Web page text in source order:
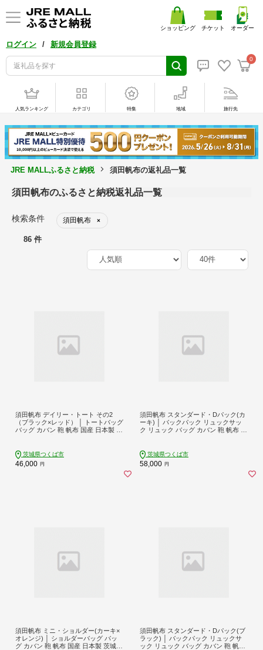
ログイン / 新規会員登録
0
ショッピング チケット オーダー
人気ランキング カテゴリ 特集 地域 旅行先
JRE MALLふるさと納税 須田帆布の返礼品一覧
須田帆布のふるさと納税返礼品一覧
検索条件 須田帆布 ×
86 件
須田帆布 デイリー・トート その2
（ブラック×レッド） │ トートバッグ
バッグ カバン 鞄 帆布 国産 日本製 茨
茨城県つくば市
46,000 円
須田帆布 スタンダード・Dパック(カ
ーキ) │ バックパック リュックサッ
ク リュック バッグ カバン 鞄 帆布 国
茨城県つくば市
58,000 円
須田帆布 ミニ・ショルダー(カーキ×
オレンジ) │ ショルダーバッグ バッ
グ カバン 鞄 帆布 国産 日本製 茨城県
須田帆布 スタンダード・Dパック(ブ
ラック) │ バックパック リュックサ
ック リュック バッグ カバン 鞄 帆布